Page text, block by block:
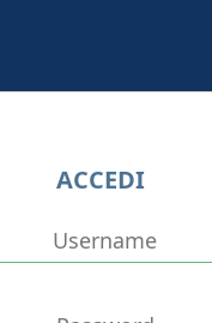
ACCEDI